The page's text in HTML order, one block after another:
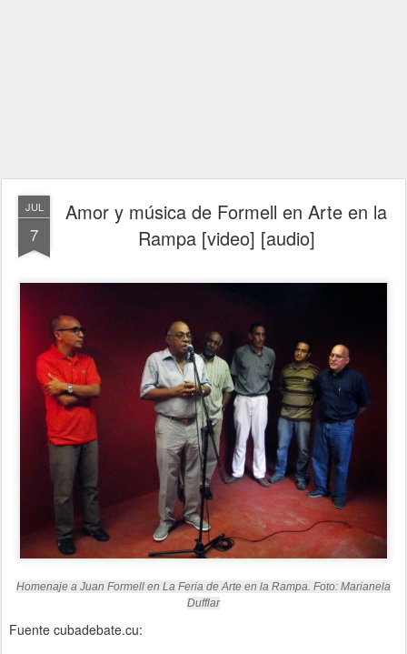
JUL
7
Amor y música de Formell en Arte en la
Rampa [video] [audio]
Homenaje a Juan Formell en La Feria de Arte en la Rampa. Foto: Marianela
Dufflar
Fuente cubadebate.cu: